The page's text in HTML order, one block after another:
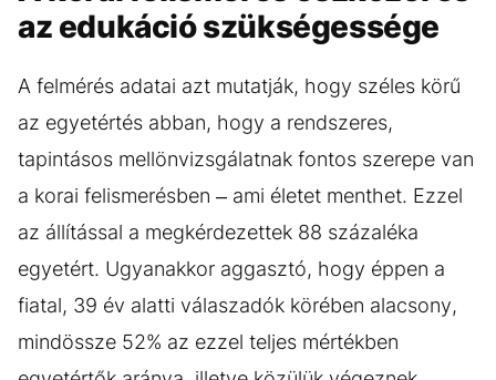
az edukáció szükségessége
A felmérés adatai azt mutatják, hogy széles körű
az egyetértés abban, hogy a rendszeres,
tapintásos mellönvizsgálatnak fontos szerepe van
a korai felismerésben – ami életet menthet. Ezzel
az állítással a megkérdezettek 88 százaléka
egyetért. Ugyanakkor aggasztó, hogy éppen a
fiatal, 39 év alatti válaszadók körében alacsony,
mindössze 52% az ezzel teljes mértékben